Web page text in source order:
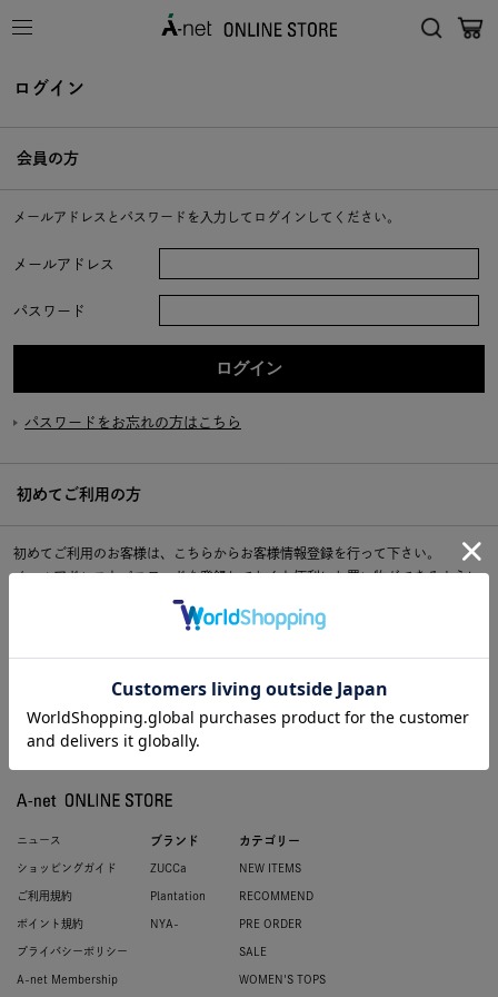
ログイン
会員の方
メールアドレスとパスワードを入力してログインしてください。
メールアドレス
パスワード
パスワードをお忘れの方はこちら
初めてご利用の方
初めてご利用のお客様は、こちらからお客様情報登録を行って下さい。
メールアドレスとパスワードを登録しておくと便利にお買い物ができるように
ニュース
ショッピングガイド
ご利用規約
ポイント規約
プライバシーポリシー
A-net Membership
ブランド
ZUCCa
Plantation
NYA-
カテゴリー
NEW ITEMS
RECOMMEND
PRE ORDER
SALE
WOMEN'S TOPS